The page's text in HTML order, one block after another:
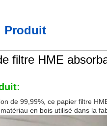
Produit
filtre HME
de 99,99%, ce papier filtre
en bois utilisé dans la